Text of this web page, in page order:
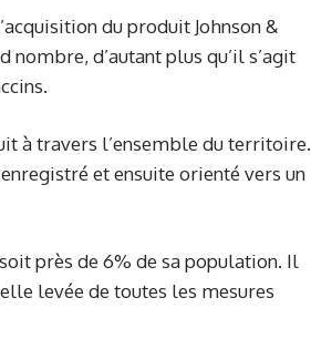
du produit Johnson &
d’autant plus qu’il s’agit
à travers l’ensemble du territoire.
et ensuite orienté vers un
près de 6% de sa population. Il
levée de toutes les mesures